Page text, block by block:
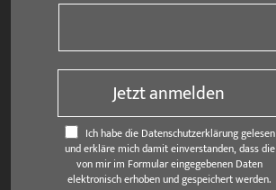
Jetzt anmelden
Ich habe die Datenschutzerklärung gelesen
und erkläre mich damit einverstanden, dass die
von mir im Formular eingegebenen Daten
elektronisch erhoben und gespeichert werden.